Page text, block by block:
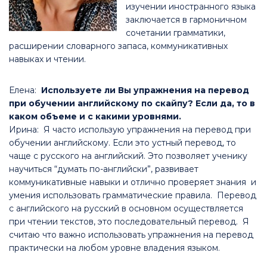
изучении иностранного языка
заключается в гармоничном
сочетании грамматики,
расширении словарного запаса, коммуникативных
навыках и чтении.
Елена: Используете ли Вы упражнения на перевод
при обучении английскому по скайпу? Если да, то в
каком объеме и с какими уровнями.
Ирина: Я часто использую упражнения на перевод при
обучении английскому. Если это устный перевод, то
чаще с русского на английский. Это позволяет ученику
научиться “думать по-английски”, развивает
коммуникативные навыки и отлично проверяет знания и
умения использовать грамматические правила. Перевод
с английского на русский в основном осуществляется
при чтении текстов, это последовательный перевод. Я
считаю что важно использовать упражнения на перевод
практически на любом уровне владения языком.